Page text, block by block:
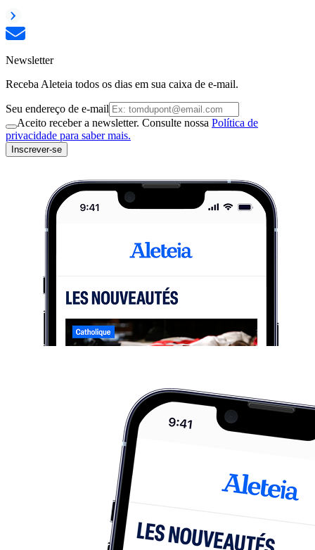
Newsletter
Receba Aleteia todos os dias em sua caixa de e-mail.
Seu endereço de e-mail
Aceito receber a newsletter. Consulte nossa Política de
privacidade para saber mais.
Inscrever-se